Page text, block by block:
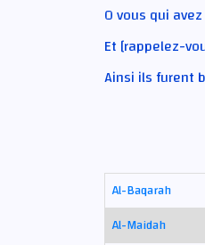
O vous qui
Et [rappelez-
Ainsi ils furent
Al-Baqarah
Al-Maidah